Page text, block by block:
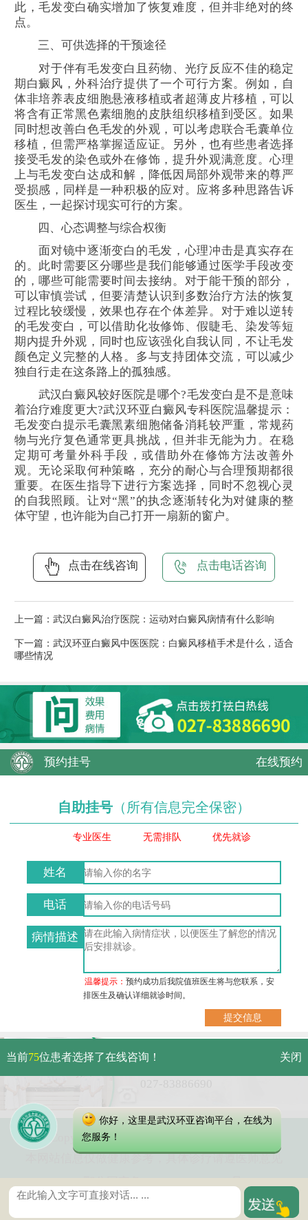
此，毛发变白确实增加了恢复难度，但并非绝对的终
点。
三、可供选择的干预途径
对于伴有毛发变白且药物、光疗反应不佳的稳定
期白癜风，外科治疗提供了一个可行方案。例如，自
体非培养表皮细胞悬液移植或者超薄皮片移植，可以
将含有正常黑色素细胞的皮肤组织移植到受区。如果
同时想改善白色毛发的外观，可以考虑联合毛囊单位
移植，但需严格掌握适应证。另外，也有些患者选择
接受毛发的染色或外在修饰，提升外观满意度。心理
上与毛发变白达成和解，降低因局部外观带来的尊严
受损感，同样是一种积极的应对。应将多种思路告诉
医生，一起探讨现实可行的方案。
四、心态调整与综合权衡
面对镜中逐渐变白的毛发，心理冲击是真实存在
的。此时需要区分哪些是我们能够通过医学手段改变
的，哪些可能需要时间去接纳。对于能干预的部分，
可以审慎尝试，但要清楚认识到多数治疗方法的恢复
过程比较缓慢，效果也存在个体差异。对于难以逆转
的毛发变白，可以借助化妆修饰、假睫毛、染发等短
期内提升外观，同时也应该强化自我认同，不让毛发
颜色定义完整的人格。多与支持团体交流，可以减少
独自行走在这条路上的孤独感。
武汉白癜风较好医院是哪个?毛发变白是不是意味
着治疗难度更大?武汉环亚白癜风专科医院温馨提示：
毛发变白提示毛囊黑素细胞储备消耗较严重，常规药
物与光疗复色通常更具挑战，但并非无能为力。在稳
定期可考量外科手段，或借助外在修饰方法改善外
观。无论采取何种策略，充分的耐心与合理预期都很
重要。在医生指导下进行方案选择，同时不忽视心灵
的自我照顾。让对“黑”的执念逐渐转化为对健康的整
体守望，也许能为自己打开一扇新的窗户。
点击在线咨询 点击电话咨询
上一篇： 武汉白癜风治疗医院：运动对白癜风病情有什么影响
下一篇： 武汉环亚白癜风中医医院：白癜风移植手术是什么，适合
哪些情况
预约挂号 在线预约
自助挂号 （所有信息完全保密）
专业医生 无需排队 优先就诊
姓名
电话
病情描述
温馨提示：预约成功后我院值班医生将与您联系，安
排医生及确认详细就诊时间。
武汉市硚口区解放大道479号
Copyright 2023 武汉环亚中医白癜风医院
本网站信息仅做健康参考，具体诊疗请遵医师意见
鄂ICP备16003424号-2
当前75位患者选择了在线咨询！ 关闭
你好，这里是武汉环亚咨询平台，在线为
您服务！